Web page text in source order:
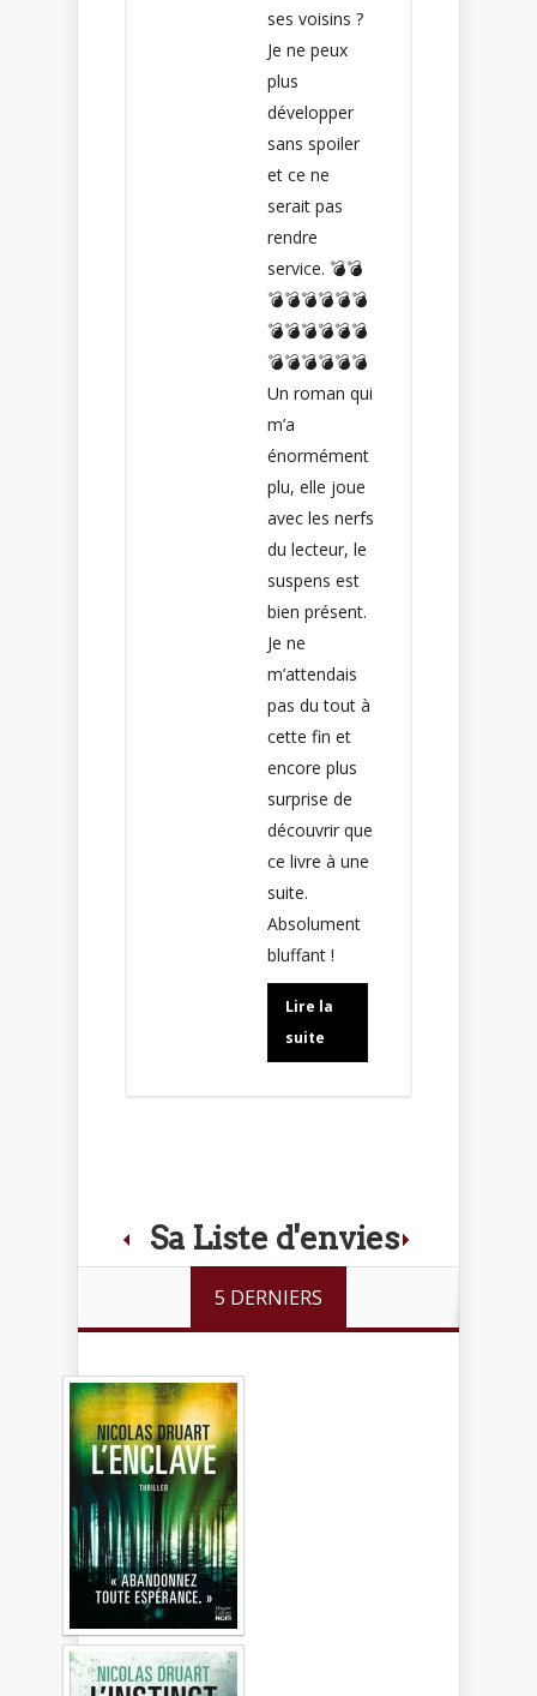
ses voisins ?
Je ne peux
plus
développer
sans spoiler
et ce ne
serait pas
rendre
service. 💣💣
💣💣💣💣💣💣
💣💣💣💣💣💣
💣💣💣💣💣💣
Un roman qui
m’a
énormément
plu, elle joue
avec les nerfs
du lecteur, le
suspens est
bien présent.
Je ne
m’attendais
pas du tout à
cette fin et
encore plus
surprise de
découvrir que
ce livre à une
suite.
Absolument
bluffant !
Lire la
suite
Sa Liste d'envies
5 DERNIERS